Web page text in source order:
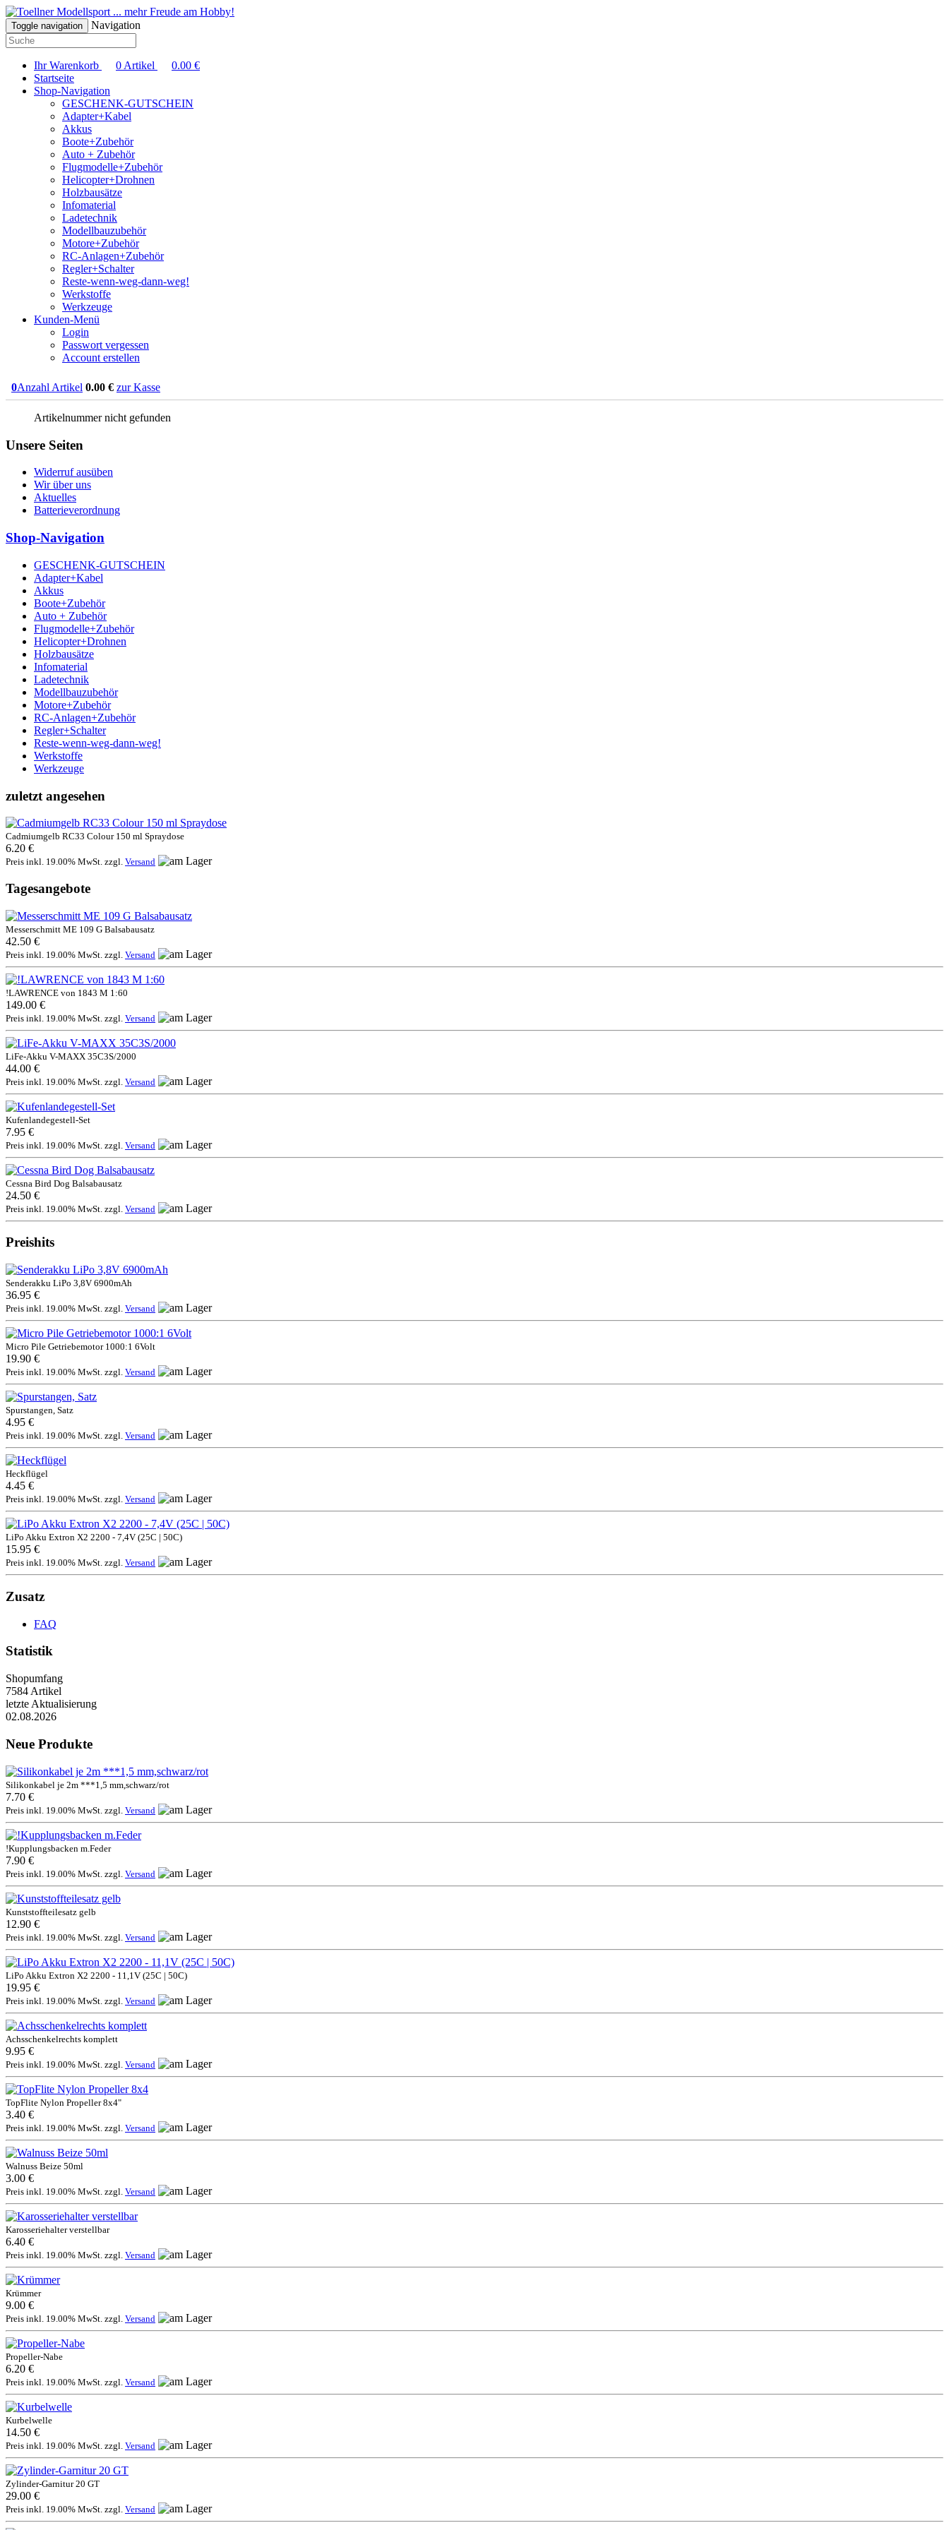
... mehr Freude am Hobby!
Toggle navigation Navigation
Ihr Warenkorb 0 Artikel 0.00 €
Startseite
Shop-Navigation
GESCHENK-GUTSCHEIN
Adapter+Kabel
Akkus
Boote+Zubehör
Auto + Zubehör
Flugmodelle+Zubehör
Helicopter+Drohnen
Holzbausätze
Infomaterial
Ladetechnik
Modellbauzubehör
Motore+Zubehör
RC-Anlagen+Zubehör
Regler+Schalter
Reste-wenn-weg-dann-weg!
Werkstoffe
Werkzeuge
Kunden-Menü
Login
Passwort vergessen
Account erstellen
0Anzahl Artikel 0.00 € zur Kasse
Artikelnummer nicht gefunden
Unsere Seiten
Widerruf ausüben
Wir über uns
Aktuelles
Batterieverordnung
Shop-Navigation
GESCHENK-GUTSCHEIN
Adapter+Kabel
Akkus
Boote+Zubehör
Auto + Zubehör
Flugmodelle+Zubehör
Helicopter+Drohnen
Holzbausätze
Infomaterial
Ladetechnik
Modellbauzubehör
Motore+Zubehör
RC-Anlagen+Zubehör
Regler+Schalter
Reste-wenn-weg-dann-weg!
Werkstoffe
Werkzeuge
zuletzt angesehen
Cadmiumgelb RC33 Colour 150 ml Spraydose
6.20 €
Preis inkl. 19.00% MwSt. zzgl. Versand
Tagesangebote
Messerschmitt ME 109 G Balsabausatz
42.50 €
Preis inkl. 19.00% MwSt. zzgl. Versand
!LAWRENCE von 1843 M 1:60
149.00 €
Preis inkl. 19.00% MwSt. zzgl. Versand
LiFe-Akku V-MAXX 35C3S/2000
44.00 €
Preis inkl. 19.00% MwSt. zzgl. Versand
Kufenlandegestell-Set
7.95 €
Preis inkl. 19.00% MwSt. zzgl. Versand
Cessna Bird Dog Balsabausatz
24.50 €
Preis inkl. 19.00% MwSt. zzgl. Versand
Preishits
Senderakku LiPo 3,8V 6900mAh
36.95 €
Preis inkl. 19.00% MwSt. zzgl. Versand
Micro Pile Getriebemotor 1000:1 6Volt
19.90 €
Preis inkl. 19.00% MwSt. zzgl. Versand
Spurstangen, Satz
4.95 €
Preis inkl. 19.00% MwSt. zzgl. Versand
Heckflügel
4.45 €
Preis inkl. 19.00% MwSt. zzgl. Versand
LiPo Akku Extron X2 2200 - 7,4V (25C | 50C)
15.95 €
Preis inkl. 19.00% MwSt. zzgl. Versand
Zusatz
FAQ
Statistik
Shopumfang
7584 Artikel
letzte Aktualisierung
02.08.2026
Neue Produkte
Silikonkabel je 2m ***1,5 mm,schwarz/rot
7.70 €
Preis inkl. 19.00% MwSt. zzgl. Versand
!Kupplungsbacken m.Feder
7.90 €
Preis inkl. 19.00% MwSt. zzgl. Versand
Kunststoffteilesatz gelb
12.90 €
Preis inkl. 19.00% MwSt. zzgl. Versand
LiPo Akku Extron X2 2200 - 11,1V (25C | 50C)
19.95 €
Preis inkl. 19.00% MwSt. zzgl. Versand
Achsschenkelrechts komplett
9.95 €
Preis inkl. 19.00% MwSt. zzgl. Versand
TopFlite Nylon Propeller 8x4"
3.40 €
Preis inkl. 19.00% MwSt. zzgl. Versand
Walnuss Beize 50ml
3.00 €
Preis inkl. 19.00% MwSt. zzgl. Versand
Karosseriehalter verstellbar
6.40 €
Preis inkl. 19.00% MwSt. zzgl. Versand
Krümmer
9.00 €
Preis inkl. 19.00% MwSt. zzgl. Versand
Propeller-Nabe
6.20 €
Preis inkl. 19.00% MwSt. zzgl. Versand
Kurbelwelle
14.50 €
Preis inkl. 19.00% MwSt. zzgl. Versand
Zylinder-Garnitur 20 GT
29.00 €
Preis inkl. 19.00% MwSt. zzgl. Versand